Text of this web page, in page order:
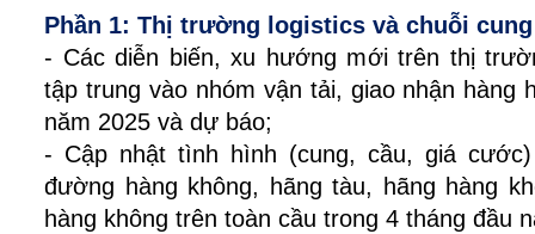
Phần 1: Thị trường logistics và chuỗi
- Các diễn biến, xu hướng mới trên thị
tập trung vào nhóm vận tải, giao nhận hàng
năm 2025 và dự báo;
- Cập nhật tình hình (cung, cầu, giá
đường hàng không, hãng tàu, hãng hàng
hàng không trên toàn cầu trong 4 tháng đầu